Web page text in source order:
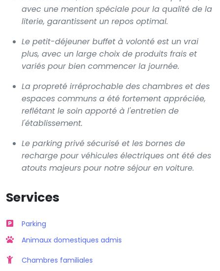
avec une mention spéciale pour la qualité de la
literie, garantissent un repos optimal.
Le petit-déjeuner buffet à volonté est un vrai
plus, avec un large choix de produits frais et
variés pour bien commencer la journée.
La propreté irréprochable des chambres et des
espaces communs a été fortement appréciée,
reflétant le soin apporté à l'entretien de
l'établissement.
Le parking privé sécurisé et les bornes de
recharge pour véhicules électriques ont été des
atouts majeurs pour notre séjour en voiture.
Services
Parking
Animaux domestiques admis
Chambres familiales